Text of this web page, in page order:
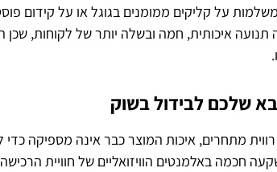
על קליקים ממומנים בגוגל או על קידום
תנועה איכותית, חמה ובשלה יותר של לקוחות,
שלכם לבידול בשוק
מתחרים, איכות המוצר כבר אינה מספיקה
חכמה באלמנטים הוויזואליים של חוויית